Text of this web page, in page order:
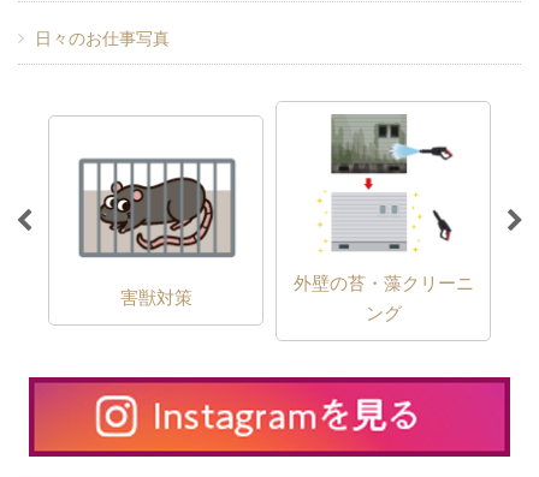
日々のお仕事写真
害獣対策
外壁の苔・藻クリーニ
ング